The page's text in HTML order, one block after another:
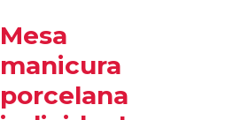
Mesa
manicura
porcelana